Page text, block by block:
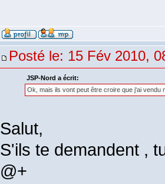
Posté le: 15 Fév 2010,
JSP-Nord a écrit:
Ok, mais ils vont peut être croire que j'ai vendu
Salut,
S'ils te demandent ,
@+